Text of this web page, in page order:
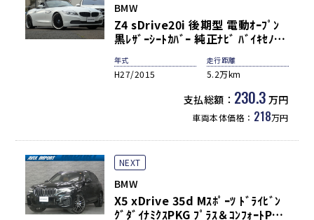
BMW
Z4 sDrive20i 後期型 電動ｵｰﾌﾟﾝ
黒ﾚｻﾞｰｼｰﾄｶﾊﾞｰ 純正ﾅﾋﾞ ﾊﾞｲｷｾﾉﾝ
HL ﾌﾞﾗｯｸｷﾄﾞﾆｰｸﾞﾘﾙ 社外Fﾘｯﾌﾟ&ﾄ
ﾗﾝｸｽﾎﾟｲﾗｰ 社外20ｲﾝﾁAW 直4ﾀｰ
ﾎﾞ＆8速ｽﾎﾟｰﾂAT搭載 禁煙
年式
H27/2015
走行距離
5.2万km
支払総額： 230.3 万円
車両本体価格： 218万円
NEXT
BMW
X5 xDrive 35d Mｽﾎﾟｰﾂ ﾄﾞﾗｲﾋﾞﾝ
ｸﾞﾀﾞｲﾅﾐｸｽPKG ﾌﾟﾗｽ＆ｺﾝﾌｫｰﾄPKG